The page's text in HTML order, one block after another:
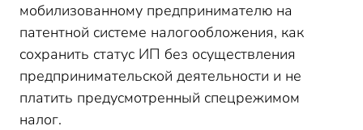
мобилизованному предпринимателю на
патентной системе налогообложения, как
сохранить статус ИП без осуществления
предпринимательской деятельности и не
платить предусмотренный спецрежимом
налог.